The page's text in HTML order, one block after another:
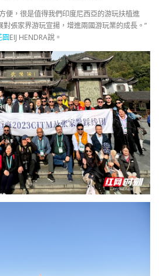
便，很是值得我們印度尼西亞的游玩扶植進
張家界游玩宣揚，增進兩國游玩業的成長。”
園EIJ HENDRA說。